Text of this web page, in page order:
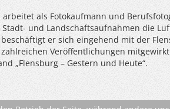
als Fotokaufmann und
und Landschaftsaufnahmen die
er sich eingehend mit der
Veröffentlichungen
„Flensburg – Gestern und Heute“.
* Alle Preise inkl. MwSt. ggfls. zzgl. Versandkosten